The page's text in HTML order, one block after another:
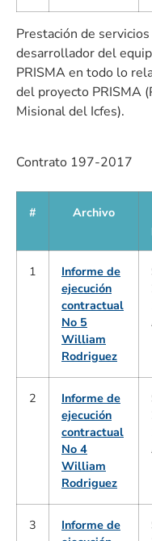
Prestación de
desarrollador del
PRISMA en todo lo
del proyecto PRISMA
Misional del Icfes).
Contrato 197-2017
# Archivo
1
Informe de
ejecución
contractual
No 5
William
Rodriguez
2
Informe de
ejecución
contractual
No 4
William
Rodriguez
3
Informe de